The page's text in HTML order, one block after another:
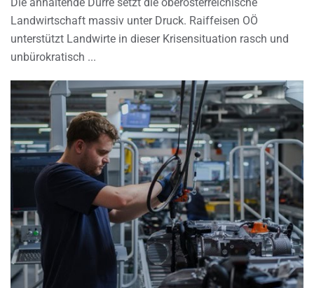
Landwirtschaft massiv unter Druck. Raiffeisen OÖ
unterstützt Landwirte in dieser Krisensituation rasch und
unbürokratisch